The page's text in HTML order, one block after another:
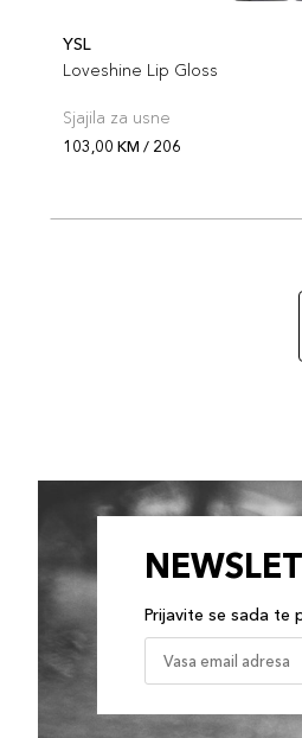
YSL
Loveshine Lip Gloss
Sjajila za usne
103,00 KM / 206
Prijavite se sada te